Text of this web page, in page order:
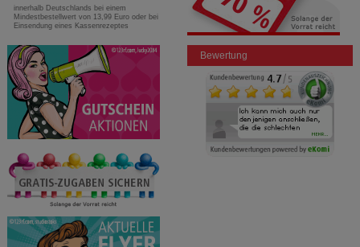
innerhalb Deutschlands bei einem
Mindestbestellwert von 13,99 Euro oder bei
Einsendung eines Kassenrezeptes
Bewertung